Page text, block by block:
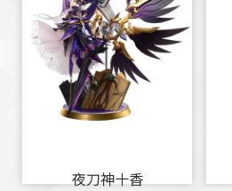
夜刀神十香